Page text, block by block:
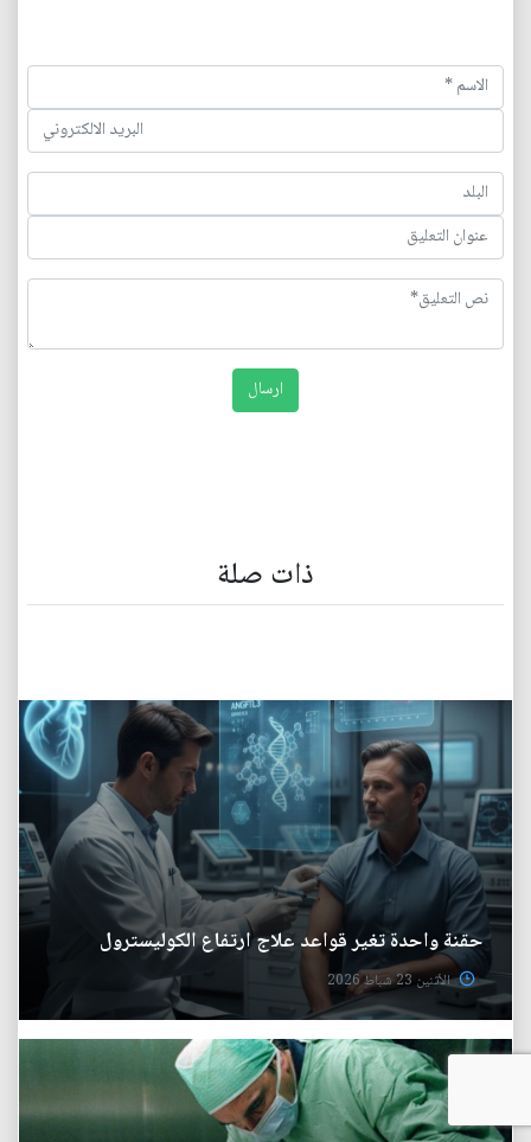
ذات صلة
حقنة واحدة تغير قواعد علاج ارتفاع الكوليسترول
الأثنين 23 شباط 2026